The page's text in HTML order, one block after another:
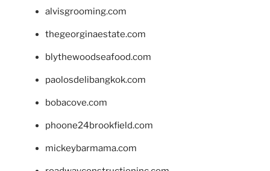
alvisgrooming.com
thegeorginaestate.com
blythewoodseafood.com
paolosdelibangkok.com
bobacove.com
phoone24brookfield.com
mickeybarmama.com